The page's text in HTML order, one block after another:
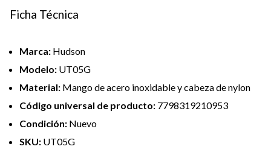
Ficha Técnica
Marca: Hudson
Modelo: UT05G
Material: Mango de acero inoxidable y cabeza de nylon
Código universal de producto: 7798319210953
Condición: Nuevo
SKU: UT05G